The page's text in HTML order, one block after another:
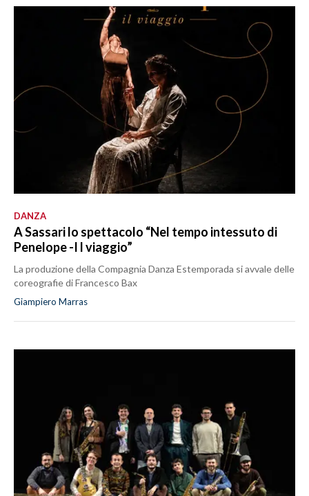
DANZA
A Sassari lo spettacolo “Nel tempo intessuto di
Penelope -I l viaggio”
La produzione della Compagnia Danza Estemporada si avvale delle
coreografie di Francesco Bax
Giampiero Marras